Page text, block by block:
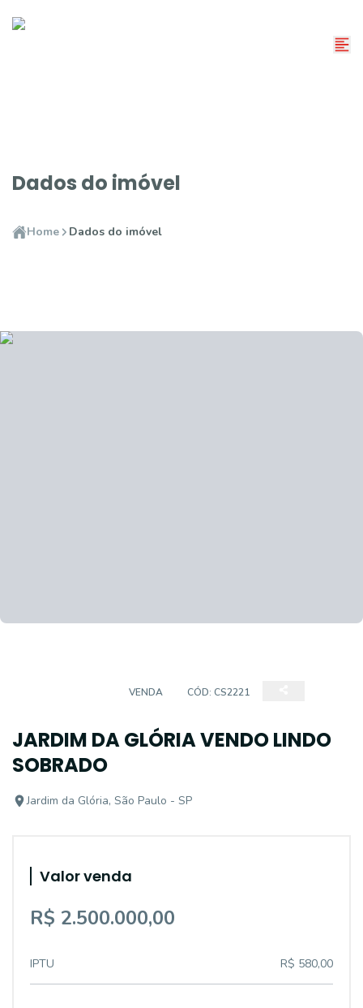
Dados do imóvel
Home Dados do imóvel
VENDA CÓD: CS2221
JARDIM DA GLÓRIA VENDO LINDO
SOBRADO
Jardim da Glória, São Paulo - SP
Valor venda
R$ 2.500.000,00
IPTU R$ 580,00